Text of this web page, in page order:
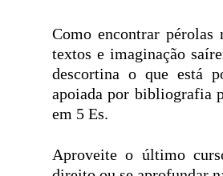
Como encontrar
textos e imaginação
descortina o que está
apoiada por bibliografia
em 5 Es.
Aproveite o último